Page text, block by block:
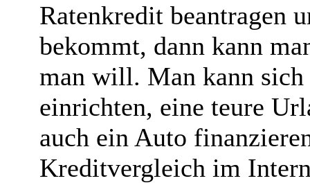
Ratenkredit beantragen
bekommt, dann kann
man will. Man kann sich
einrichten, eine teure
auch ein Auto
Kreditvergleich im